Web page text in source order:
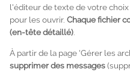
l'éditeur de texte de votre
pour les ouvrir. Chaque fichier
(en-tête détaillé)
À partir de la page 'Gérer les
supprimer des messages